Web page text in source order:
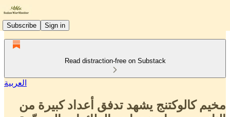
Subscribe Sign in
Read distraction-free on Substack
العربية
مخيم كالوكتنج يشهد تدفق أعداد كبيرة من